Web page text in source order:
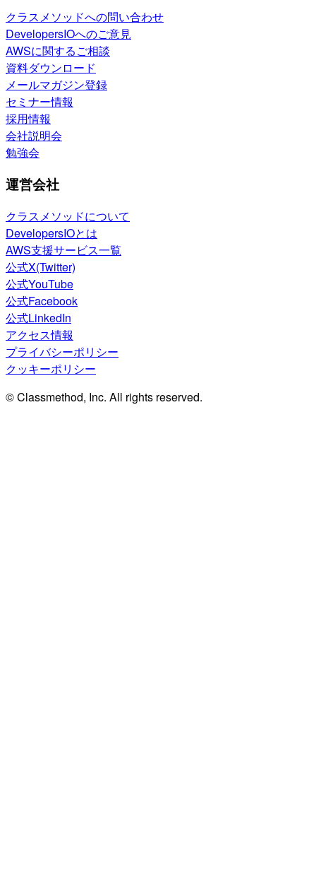
クラスメソッドへの問い合わせ
DevelopersIOへのご意見
AWSに関するご相談
資料ダウンロード
メールマガジン登録
セミナー情報
採用情報
会社説明会
勉強会
運営会社
クラスメソッドについて
DevelopersIOとは
AWS支援サービス一覧
公式X(Twitter)
公式YouTube
公式Facebook
公式LinkedIn
アクセス情報
プライバシーポリシー
クッキーポリシー
© Classmethod, Inc. All rights reserved.